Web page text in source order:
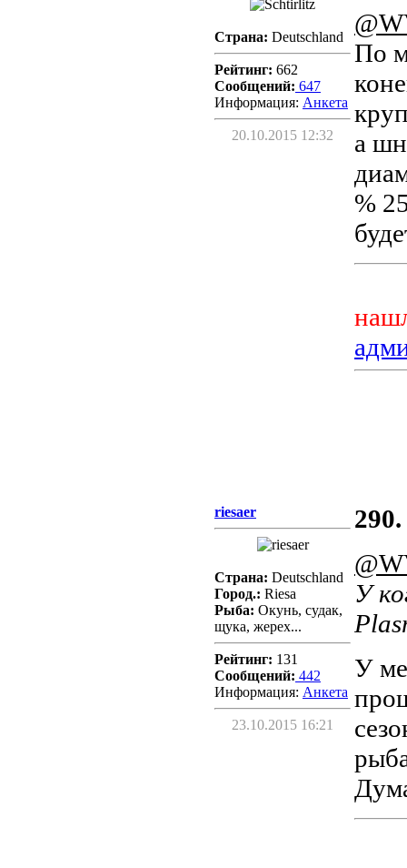
Страна: Deutschland
Рейтинг: 662
Сообщений: 647
Информация: Aнкета
20.10.2015 12:32
По
а
%
riesaer
Страна: Deutschland
Город.: Riesa
Рыба: Окунь, судак,
щука, жерех...
Рейтинг: 131
Сообщений: 442
Информация: Aнкета
23.10.2015 16:21
290.
У
У